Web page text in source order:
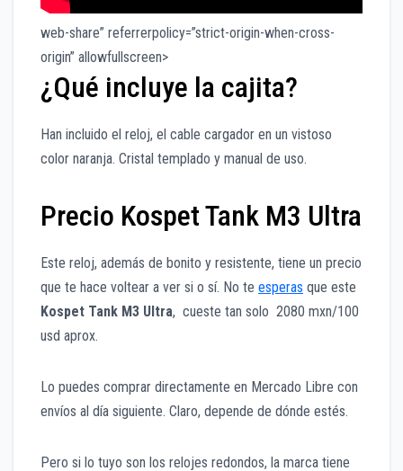
web-share” referrerpolicy=”strict-origin-when-cross-
origin” allowfullscreen>
¿Qué incluye la cajita?
Han incluido el reloj, el cable cargador en un vistoso
color naranja. Cristal templado y manual de uso.
Precio Kospet Tank M3 Ultra
Este reloj, además de bonito y resistente, tiene un precio
que te hace voltear a ver si o sí. No te esperas que este
Kospet Tank M3 Ultra, cueste tan solo 2080 mxn/100
usd aprox.
Lo puedes comprar directamente en Mercado Libre con
envíos al día siguiente. Claro, depende de dónde estés.
Pero si lo tuyo son los relojes redondos, la marca tiene